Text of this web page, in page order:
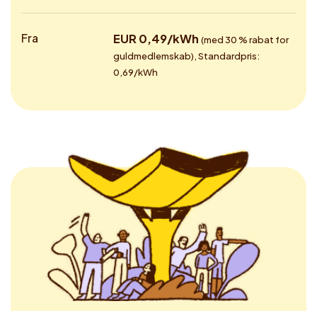
Fra EUR 0,49/kWh (med 30 % rabat for
guldmedlemskab), Standardpris:
0,69/kWh